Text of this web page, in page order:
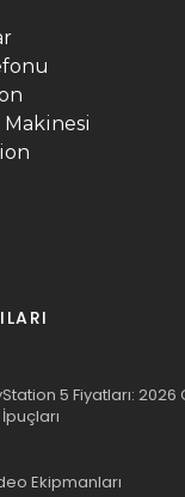
5 Fiyatları:
Ekipmanları